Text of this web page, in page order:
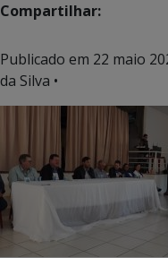
Compartilhar:
Publicado em 22 maio
da Silva •